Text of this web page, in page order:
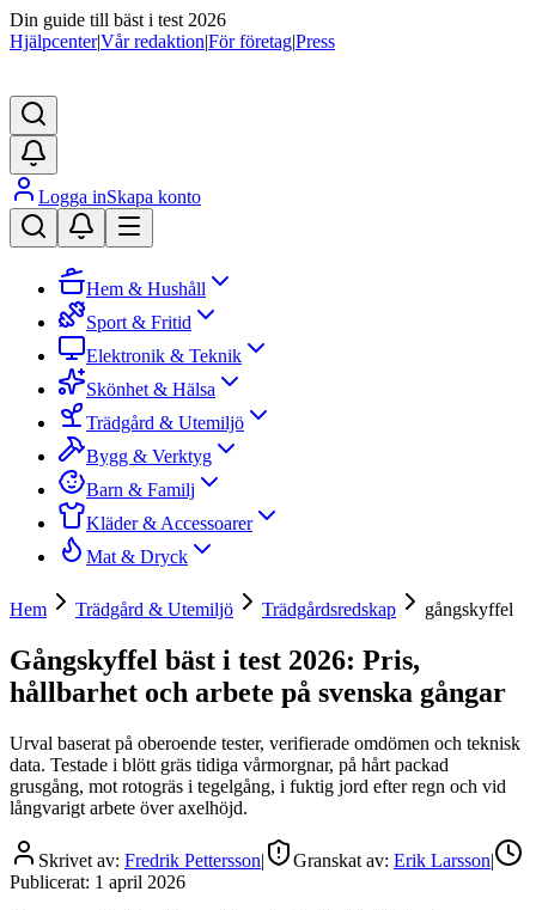
Din guide till bäst i test 2026
Hjälpcenter|Vår redaktion|För företag|Press
Logga inSkapa konto
Hem & Hushåll
Sport & Fritid
Elektronik & Teknik
Skönhet & Hälsa
Trädgård & Utemiljö
Bygg & Verktyg
Barn & Familj
Kläder & Accessoarer
Mat & Dryck
Hem Trädgård & Utemiljö Trädgårdsredskap gångskyffel
Gångskyffel bäst i test 2026: Pris,
hållbarhet och arbete på svenska gångar
Urval baserat på oberoende tester, verifierade omdömen och teknisk
data. Testade i blött gräs tidiga vårmorgnar, på hårt packad
grusgång, mot rotogräs i tegelgång, i fuktig jord efter regn och vid
långvarigt arbete över axelhöjd.
Skrivet av: Fredrik Pettersson| Granskat av: Erik Larsson|
Publicerat: 1 april 2026